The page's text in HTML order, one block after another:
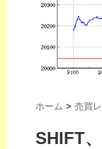
ホーム > 売買
SHIFT